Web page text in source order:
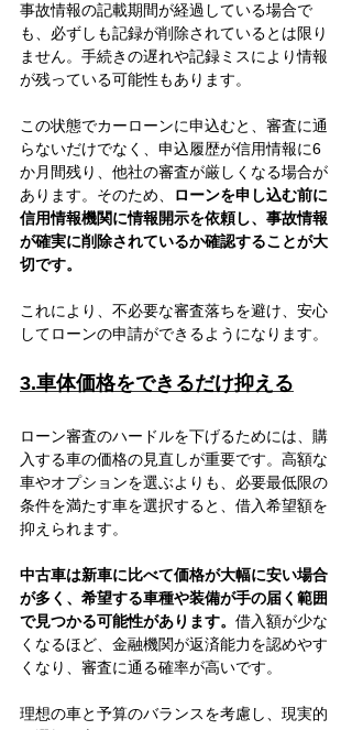
事故情報の記載期間が経過している場合で
も、必ずしも記録が削除されているとは限り
ません。手続きの遅れや記録ミスにより情報
が残っている可能性もあります。
この状態でカーローンに申込むと、審査に通
らないだけでなく、申込履歴が信用情報に6
か月間残り、他社の審査が厳しくなる場合が
あります。そのため、
ローンを申し込む前に
信用情報機関に情報開示を依頼し、事故情報
が確実に削除されているか確認することが大
切です。
これにより、不必要な審査落ちを避け、安心
してローンの申請ができるようになります。
3.車体価格をできるだけ抑える
ローン審査のハードルを下げるためには、購
入する車の価格の見直しが重要です。高額な
車やオプションを選ぶよりも、必要最低限の
条件を満たす車を選択すると、借入希望額を
抑えられます。
中古車は新車に比べて価格が大幅に安い場合
が多く、希望する車種や装備が手の届く範囲
で見つかる可能性があります。 借入額が少な
くなるほど、金融機関が返済能力を認めやす
くなり、審査に通る確率が高いです。
理想の車と予算のバランスを考慮し、現実的